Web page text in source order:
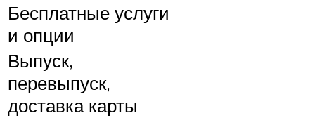
Бесплатные услуги
и опции
Выпуск,
перевыпуск,
доставка карты